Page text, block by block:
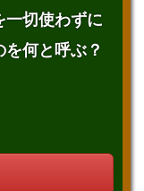
一切使わずに
何と呼ぶ？